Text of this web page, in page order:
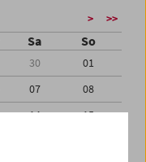
> >>
Sa So
30
01
07
08
14
15